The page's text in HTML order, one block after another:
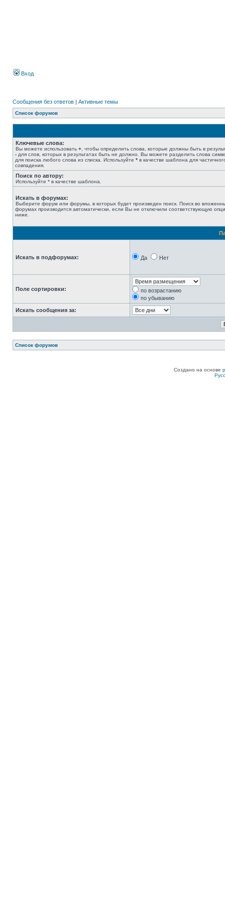
Вход
Сообщения без ответов | Активные темы
Список форумов
Ключевые слова:
Вы можете использовать + , чтобы определить слова, которые должны быть в
- для слов, которых в результатах быть не должно. Вы можете разделить слова
для поиска любого слова из списка. Используйте * в качестве шаблона для
совпадения.
Поиск по автору:
Используйте * в качестве шаблона.
Искать в форумах:
Выберите форум или форумы, в которых будет произведен поиск. Поиск во
форумах производится автоматически, если Вы не отключили соответствующую
ниже.
Искать в подфорумах: Да Нет
Поле сортировки:
по возрастанию
по убыванию
Искать сообщения за:
Список форумов
Создано на основе